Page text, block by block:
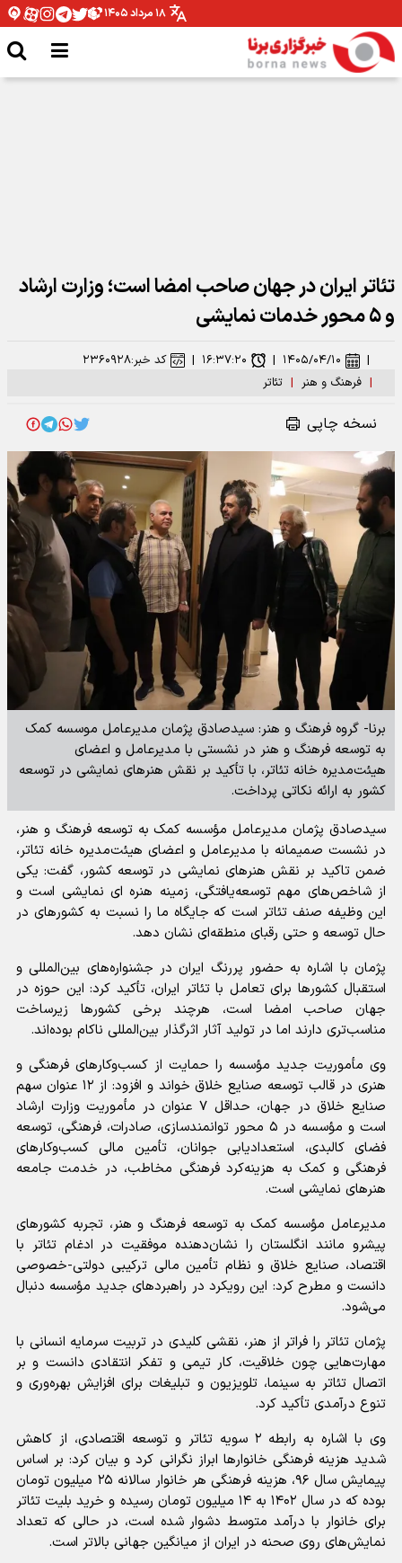
۱۸ مرداد ۱۴۰۵
تئاتر ایران در جهان صاحب امضا است؛ وزارت ارشاد
و ۵ محور خدمات نمایشی
| فرهنگ و هنر | تئاتر
| ۱۴۰۵/۰۴/۱۰ | ۱۶:۳۷:۲۰ | کد خبر:۲۳۶۰۹۲۸
نسخه چاپی
برنا- گروه فرهنگ و هنر: سیدصادق پژمان مدیرعامل موسسه کمک
به توسعه فرهنگ و هنر در نشستی با مدیرعامل و اعضای
هیئت‌مدیره خانه تئاتر، با تأکید بر نقش هنرهای نمایشی در توسعه
کشور به ارائه نکاتی پرداخت.
سیدصادق پژمان مدیرعامل مؤسسه کمک به توسعه فرهنگ و هنر،
در نشست صمیمانه با مدیرعامل و اعضای هیئت‌مدیره خانه تئاتر،
ضمن تاکید بر نقش هنرهای نمایشی در توسعه کشور، گفت: یکی
از شاخص‌های مهم توسعه‌یافتگی، زمینه هنره ای نمایشی است و
این وظیفه صنف تئاتر است که جایگاه ما را نسبت به کشورهای در
حال توسعه و حتی رقبای منطقه‌ای نشان دهد.
پژمان با اشاره به حضور پررنگ ایران در جشنواره‌های بین‌المللی و
استقبال کشورها برای تعامل با تئاتر ایران، تأکید کرد: این حوزه در
جهان صاحب امضا است، هرچند برخی کشورها زیرساخت
مناسب‌تری دارند اما در تولید آثار اثرگذار بین‌المللی ناکام بوده‌اند.
وی مأموریت جدید مؤسسه را حمایت از کسب‌وکارهای فرهنگی و
هنری در قالب توسعه صنایع خلاق خواند و افزود: از ۱۲ عنوان سهم
صنایع خلاق در جهان، حداقل ۷ عنوان در مأموریت وزارت ارشاد
است و مؤسسه در ۵ محور توانمندسازی، صادرات، فرهنگی، توسعه
فضای کالبدی، استعدادیابی جوانان، تأمین مالی کسب‌وکارهای
فرهنگی و کمک به هزینه‌کرد فرهنگی مخاطب، در خدمت جامعه
هنرهای نمایشی است.
مدیرعامل مؤسسه کمک به توسعه فرهنگ و هنر، تجربه کشورهای
پیشرو مانند انگلستان را نشان‌دهنده موفقیت در ادغام تئاتر با
اقتصاد، صنایع خلاق و نظام تأمین مالی ترکیبی دولتی-خصوصی
دانست و مطرح کرد: این رویکرد در راهبردهای جدید مؤسسه دنبال
می‌شود.
پژمان تئاتر را فراتر از هنر، نقشی کلیدی در تربیت سرمایه انسانی با
مهارت‌هایی چون خلاقیت، کار تیمی و تفکر انتقادی دانست و بر
اتصال تئاتر به سینما، تلویزیون و تبلیغات برای افزایش بهره‌وری و
تنوع درآمدی تأکید کرد.
وی با اشاره به رابطه ۲ سویه تئاتر و توسعه اقتصادی، از کاهش
شدید هزینه فرهنگی خانوارها ابراز نگرانی کرد و بیان کرد: بر اساس
پیمایش سال ۹۶، هزینه فرهنگی هر خانوار سالانه ۲۵ میلیون تومان
بوده که در سال ۱۴۰۲ به ۱۴ میلیون تومان رسیده و خرید بلیت تئاتر
برای خانوار با درآمد متوسط دشوار شده است، در حالی که تعداد
نمایش‌های روی صحنه در ایران از میانگین جهانی بالاتر است.